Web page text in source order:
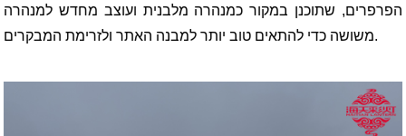
הפרפרים, שתוכנן במקור כמנהרה מלבנית ועוצב מחדש למנהרה
משושה כדי להתאים טוב יותר למבנה האתר ולזרימת המבקרים.